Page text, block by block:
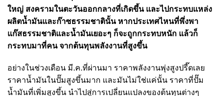
ใหญ่ สงครามในตะวันออกกลางที่เกิดขึ้น และไปกระทบแหล่ง
ผลิตน้ำมันและก๊าซธรรมชาตินั้น หากประเทศไหนที่พึ่งพา
แก๊สธรรมชาติและน้ำมันเยอะๆ ก็จะถูกกระทบหนัก แล้วก็
กระทบมาที่คน จากต้นทุนพลังงานที่สูงขึ้น
อย่างในช่วงเดือน มี.ค.ที่ผ่านมา ราคาพลังงานพุ่งสูงปรี๊ดเลย
ราคาน้ำมันในปั๊มสูงขึ้นมาก และมันไม่ใช่แค่นั้น ราคาที่ปั๊ม
น้ำมันที่เพิ่มสูงขึ้น นำไปสู่การเปลี่ยนแปลงของต้นทุนต่างๆ